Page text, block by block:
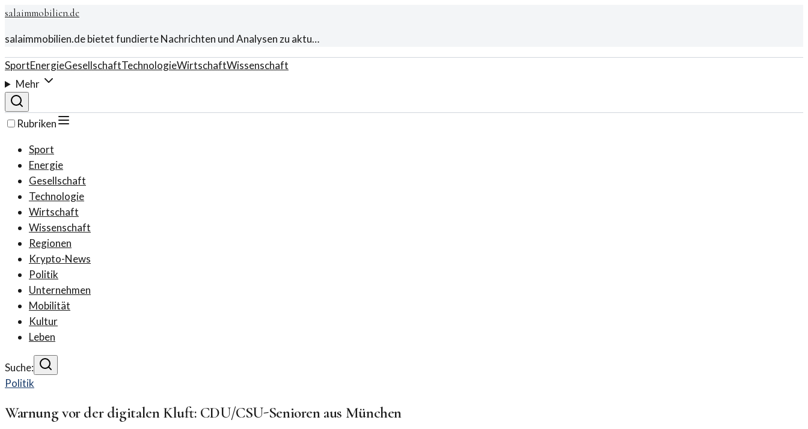
salaimmobilien.de
salaimmobilien.de bietet fundierte Nachrichten und Analysen zu aktu…
SportEnergieGesellschaftTechnologieWirtschaftWissenschaft
Mehr
Rubriken
Sport
Energie
Gesellschaft
Technologie
Wirtschaft
Wissenschaft
Regionen
Krypto-News
Politik
Unternehmen
Mobilität
Kultur
Leben
Suche:
Politik
Warnung vor der digitalen Kluft: CDU/CSU-Senioren aus München